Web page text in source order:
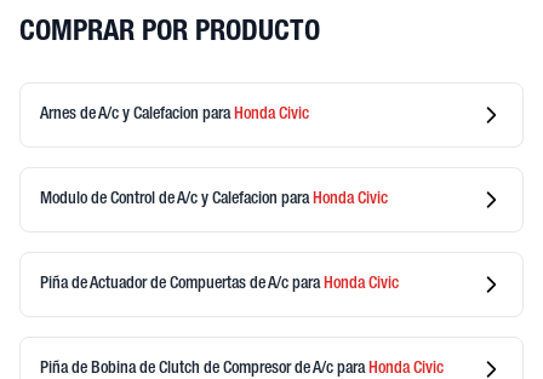
COMPRAR POR PRODUCTO
Arnes de A/c y Calefacion para HondaCivic
Modulo de Control de A/c y Calefacion para HondaCivic
Piña de Actuador de Compuertas de A/c para HondaCivic
Piña de Bobina de Clutch de Compresor de A/c para HondaCivic